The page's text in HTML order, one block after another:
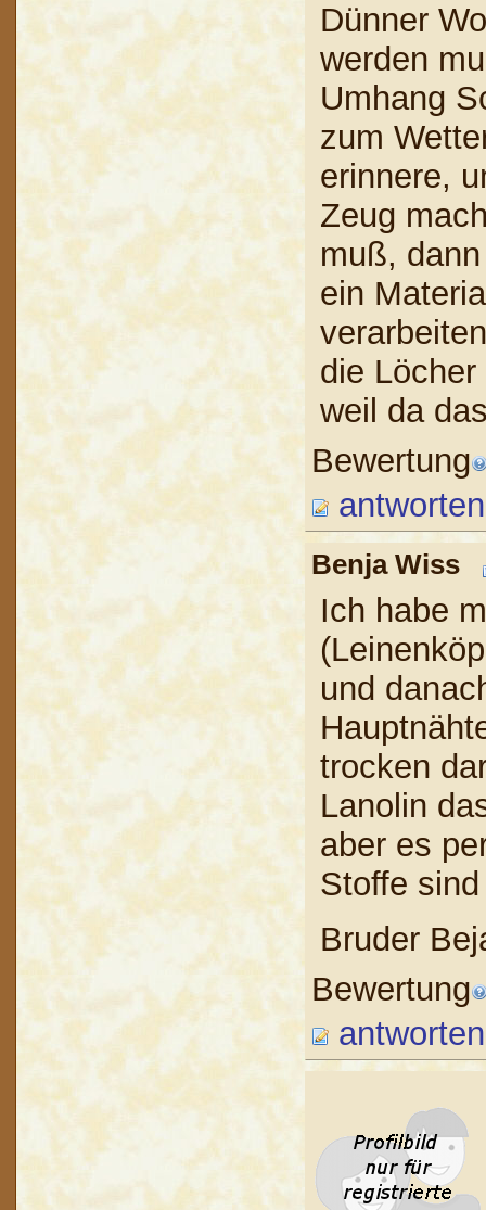
Dünner
werden
Umhang
zum
erinnere,
Zeug
muß,
ein
die
weil da
Bewertung
antworten
Benja Wiss
Ich habe
und
trocken
Lanolin
aber es
Stoffe
Bruder
Bewertung
antworten